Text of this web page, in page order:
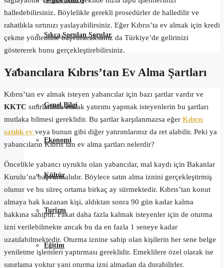
Sıkça Sorulan Sorular
Kuzey Kıbrıs
Genel Bilgi
Ekonomi
Kültür
Turizm
Eğitim
halledebilirsiniz. Böylelikle gerekli prosedürler de halledilir ve
rahatlıkla sırtınızı yaslayabilirsiniz. Eğer Kıbrıs’ta ev almak için kredi
çekme yöntemine başvuracaksanız da Türkiye’de gelirinizi
göstererek bunu gerçekleştirebilirsiniz.
Yabancılara Kıbrıs’tan Ev Alma Şartları
Kıbrıs’tan ev almak isteyen yabancılar için bazı şartlar vardır ve
KKTC sınırlarında emlak yatırımı yapmak isteyenlerin bu şartları
mutlaka bilmesi gereklidir. Bu şartlar karşılanmazsa eğer Kıbrıs
satılık ev veya bunun gibi diğer yatırımlarınız da ret alabilir. Peki ya
yabancıların Kıbrıs’tan ev alma şartları nelerdir?
Öncelikle yabancı uyruklu olan yabancılar, mal kaydı için Bakanlar
Kurulu’na başvurmalıdır. Böylece satın alma iznini gerçekleştirmiş
olunur ve bu süreç ortama birkaç ay sürmektedir. Kıbrıs’tan konut
almaya hak kazanan kişi, aldıktan sonra 90 gün kadar kalma
hakkına sahiptir. Fakat daha fazla kalmak isteyenler için de oturma
izni verilebilmekte ancak bu da en fazla 1 seneye kadar
uzatılabilmektedir. Oturma iznine sahip olan kişilerin her sene belge
yeniletme işlemleri yaptırması gereklidir. Emeklilere özel olarak ise
sınırlama yoktur yani oturma izni almadan da durabilirler.